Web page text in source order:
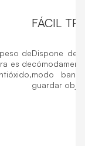
de
es de
FÁCIL
Dispone de
modo
guardar